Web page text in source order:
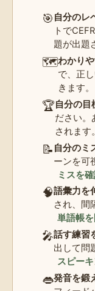
🎯 自分のレ
トで
題が出題
🗺️わかり
で、正
きます。
🏆自分の目
ださい。
されます
📝 自分のミ
ーンを可
ミスを
🧠語彙力を
され、間
単語帳
🎤話す練習
出して問
スピー
👄発音を鍛